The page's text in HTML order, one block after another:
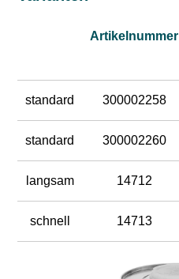
Artikelnummer
standard 300002258
standard 300002260
langsam 14712
schnell 14713